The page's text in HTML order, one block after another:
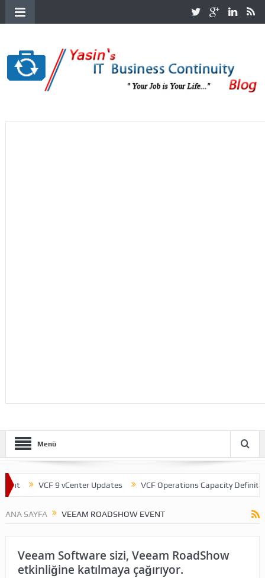
Menü
VCF 9 vCenter Updates VCF Operations Capacity Definitions
ANA SAYFA VEEAM ROADSHOW EVENT
Veeam Software sizi, Veeam RoadShow
etkinliğine katılmaya çağırıyor.